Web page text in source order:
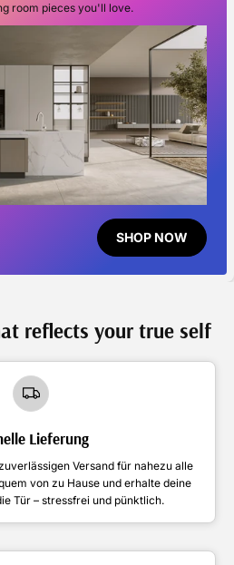
room pieces you'll love.
SHOP NOW
reflects your true self
Lieferung
Versand für nahezu alle
von zu Hause und erhalte deine
Tür – stressfrei und pünktlich.